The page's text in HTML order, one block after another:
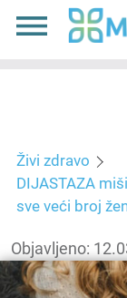
Živi zdravo
DIJASTAZA
sve veći broj
Objavljeno: